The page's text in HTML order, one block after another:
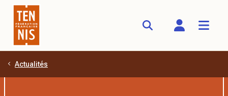
Aller au contenu principal
Actualités